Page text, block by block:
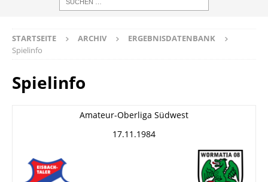
STARTSEITE ARCHIV
ERGEBNISDATENBANK
Spielinfo
Spielinfo
Amateur-Oberliga Südwest
17.11.1984